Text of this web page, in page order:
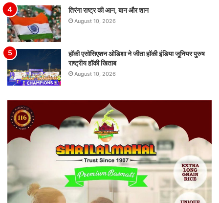
तिरंगा राष्ट्र की आन, बान और शान
August 10, 2026
हॉकी एसोसिएशन ओडिशा ने जीता हॉकी इंडिया जूनियर पुरुष
राष्ट्रीय हॉकी खिताब
August 10, 2026